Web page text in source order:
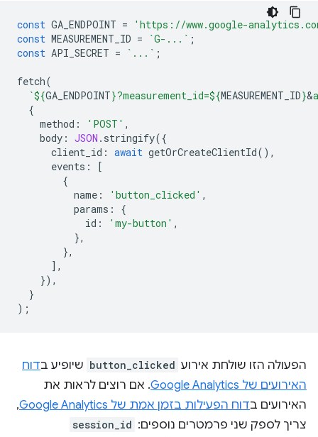
const GA_ENDPOINT =
'https://www.google-
const MEASUREMENT_ID = `G-...` ;
const API_SECRET = `...` ;
fetch(
`${GA_ENDPOINT}?measurement_id=${MEASUREMENT_ID}&
{
method : 'POST' ,
body : JSON . stringify({
client_id : await getOrCreateClientId(),
events :
[
{
name : 'button_clicked' ,
params :
{
id : 'my-button' ,
},
},
],
}),
}
);
הפעולה הזו שולחת אירוע button_clicked שיופיע בדוח
האירועים של Google Analytics
. אם רוצים לראות את
האירועים בדוח הפעילות בזמן אמת של Google Analytics
,
צריך לספק שני פרמטרים נוספים: session_id